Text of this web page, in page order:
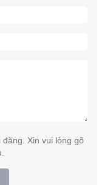
Xin vui lòng gõ